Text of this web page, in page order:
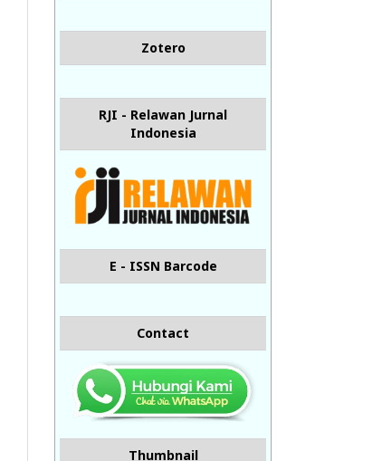
Zotero
RJI - Relawan Jurnal
Indonesia
E - ISSN Barcode
Contact
Thumbnail